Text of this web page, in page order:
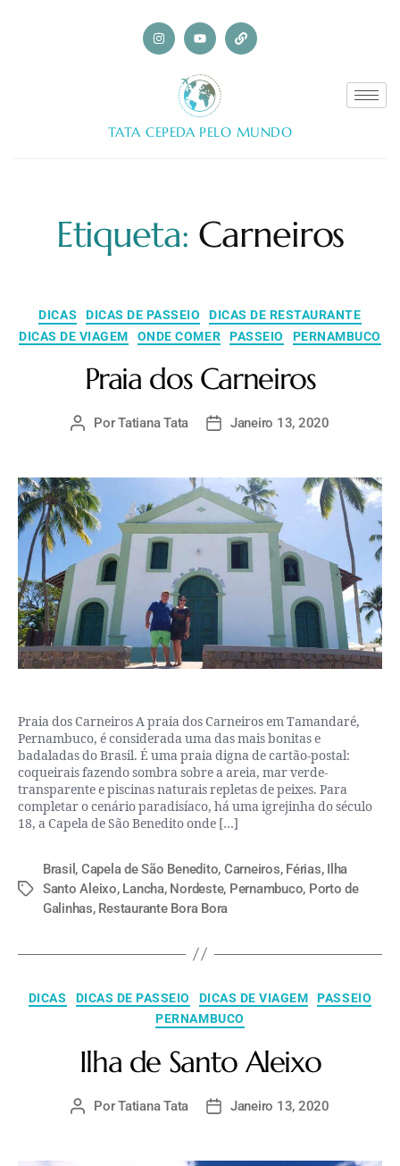
TATA CEPEDA PELO MUNDO
Etiqueta: Carneiros
DICAS DICAS DE PASSEIO
DICAS DE RESTAURANTE
DICAS DE VIAGEM
ONDE COMER PASSEIO PERNAMBUCO
Praia dos Carneiros
PorTatiana Tata Janeiro 13, 2020
Praia dos Carneiros A praia dos Carneiros em Tamandaré,
Pernambuco, é considerada uma das mais bonitas e
badaladas do Brasil. É uma praia digna de cartão-postal:
coqueirais fazendo sombra sobre a areia, mar verde-
transparente e piscinas naturais repletas de peixes. Para
completar o cenário paradisíaco, há uma igrejinha do século
18, a Capela de São Benedito onde […]
Brasil , Capela de São Benedito, Carneiros, Férias, Ilha
Santo Aleixo, Lancha, Nordeste, Pernambuco, Porto de
Galinhas, Restaurante Bora Bora
DICAS DICAS DE PASSEIO DICAS DE VIAGEM
PASSEIO
PERNAMBUCO
Ilha de Santo Aleixo​
PorTatiana Tata Janeiro 13, 2020